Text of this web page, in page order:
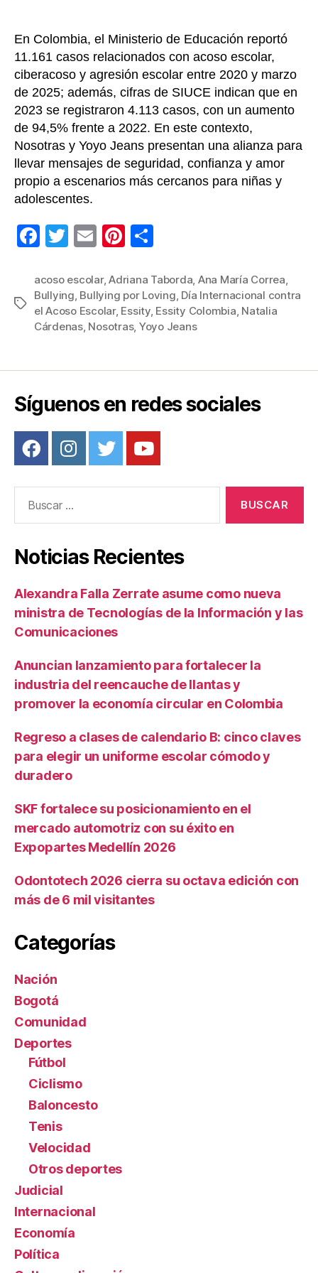
En Colombia, el Ministerio de Educación reportó
11.161 casos relacionados con acoso escolar,
ciberacoso y agresión escolar entre 2020 y marzo
de 2025; además, cifras de SIUCE indican que en
2023 se registraron 4.113 casos, con un aumento
de 94,5% frente a 2022. En este contexto,
Nosotras y Yoyo Jeans presentan una alianza para
llevar mensajes de seguridad, confianza y amor
propio a escenarios más cercanos para niñas y
adolescentes.
F
c
e
b
o
k
T
tt
er
E
ail
Pi
er
e
st
m
p
ar
Etiquetas
acoso escolar,Adriana Taborda, Ana María Correa,
Bullying, Bullying por Loving, Día Internacional contra
el Acoso Escolar, Essity, Essity Colombia, Natalia
Cárdenas, Nosotras, Yoyo Jeans
Síguenos en redes sociales
Noticias Recientes
Alexandra Falla Zerrate asume como nueva
ministra de Tecnologías de la Información y las
Comunicaciones
Anuncian lanzamiento para fortalecer la
industria del reencauche de llantas y
promover la economía circular en Colombia
Regreso a clases de calendario B: cinco claves
para elegir un uniforme escolar cómodo y
duradero
SKF fortalece su posicionamiento en el
mercado automotriz con su éxito en
Expopartes Medellín 2026
Odontotech 2026 cierra su octava edición con
más de 6 mil visitantes
Categorías
Nación
Bogotá
Comunidad
Deportes
Fútbol
Ciclismo
Baloncesto
Tenis
Velocidad
Otros deportes
Judicial
Internacional
Economía
Política